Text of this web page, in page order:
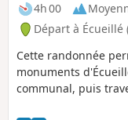
4h 00
Départ à Écueillé
Cette randonnée
monuments
communal, puis